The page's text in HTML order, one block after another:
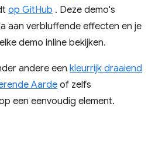
op GitHub . Deze demo's
aan verbluffende effecten en je
demo inline bekijken.
andere een kleurrijk draaiend
Aarde of zelfs
een eenvoudig element.